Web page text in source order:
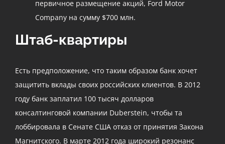
первичное размещение акций, Ford Motor
Company на сумму $700 млн.
Штаб-квартиры
Есть предположение, что таким образом банк хочет
защитить вклады своих российских клиентов. В 2012
году банк заплатил 100 тысяч долларов
консалтинговой компании Duberstein, чтобы та
лоббировала в Сенате США отказ от принятия Закона
Магнитского. В марте 2012 года широкий резонанс